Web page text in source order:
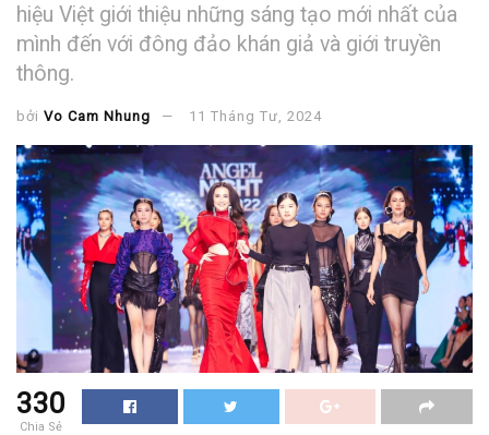
hiệu Việt giới thiệu những sáng tạo mới nhất của
mình đến với đông đảo khán giả và giới truyền
thông.
bởi Vo Cam Nhung 11 Tháng Tư, 2024
330
Chia Sẻ